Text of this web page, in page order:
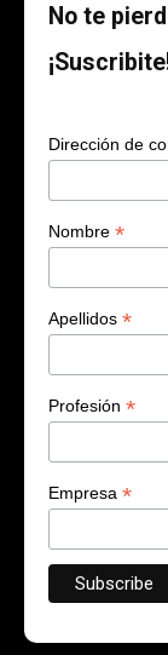
No te
Dirección de
Nombre *
Apellidos *
Profesión *
Empresa *